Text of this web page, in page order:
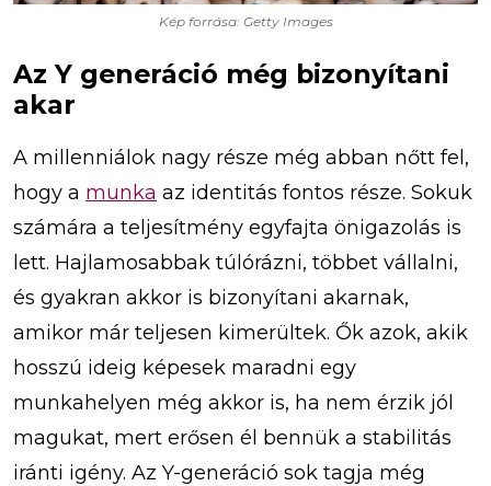
Kép forrása: Getty Images
Az Y generáció még bizonyítani
akar
A millenniálok nagy része még abban nőtt fel,
hogy a munka az identitás fontos része. Sokuk
számára a teljesítmény egyfajta önigazolás is
lett. Hajlamosabbak túlórázni, többet vállalni,
és gyakran akkor is bizonyítani akarnak,
amikor már teljesen kimerültek. Ők azok, akik
hosszú ideig képesek maradni egy
munkahelyen még akkor is, ha nem érzik jól
magukat, mert erősen él bennük a stabilitás
iránti igény. Az Y-generáció sok tagja még